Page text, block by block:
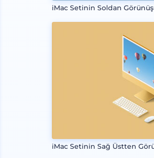
iMac Setinin Soldan
iMac Setinin Sağ Üstten